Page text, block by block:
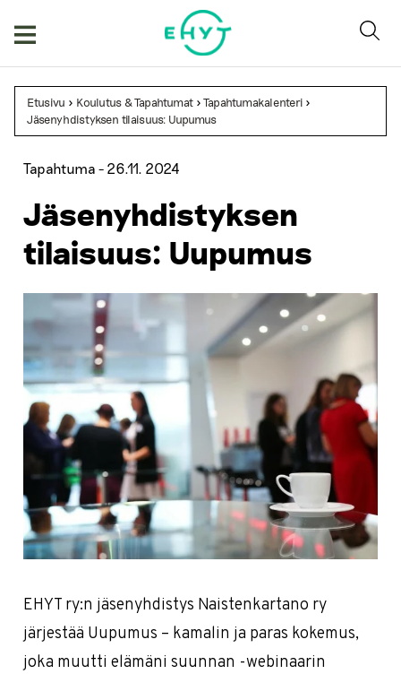
Etusivu > Koulutus & Tapahtumat >Tapahtumakalenteri >
Jäsenyhdistyksen tilaisuus: Uupumus
Tapahtuma - 26.11. 2024
Jäsenyhdistyksen
tilaisuus: Uupumus
EHYT ry:n jäsenyhdistys Naistenkartano ry
järjestää Uupumus – kamalin ja paras kokemus,
joka muutti elämäni suunnan -webinaarin